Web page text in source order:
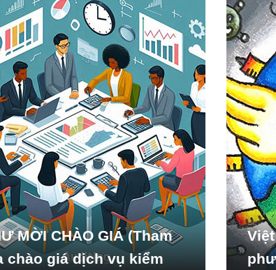
MỜI CHÀO GIÁ (Tham
chào giá dịch vụ kiểm